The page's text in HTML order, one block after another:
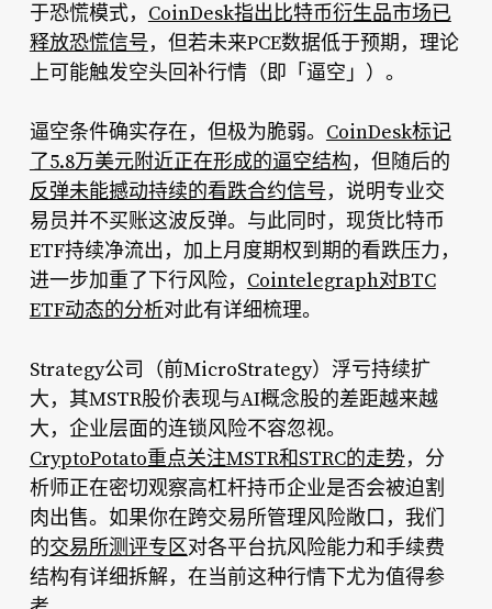
于恐慌模式， CoinDesk指出比特币衍生品市场已
释放恐慌信号，但若未来PCE数据低于预期，理论
上可能触发空头回补行情（即「逼空」）。
逼空条件确实存在，但极为脆弱。 CoinDesk标记
了5.8万美元附近正在形成的逼空结构，但随后的
反弹未能撼动持续的看跌合约信号，说明专业交
易员并不买账这波反弹。与此同时，现货比特币
ETF持续净流出，加上月度期权到期的看跌压力，
进一步加重了下行风险， Cointelegraph对BTC
ETF动态的分析对此有详细梳理。
Strategy公司（前MicroStrategy）浮亏持续扩
大，其MSTR股价表现与AI概念股的差距越来越
大，企业层面的连锁风险不容忽视。
CryptoPotato重点关注MSTR和STRC的走势，分
析师正在密切观察高杠杆持币企业是否会被迫割
肉出售。如果你在跨交易所管理风险敞口，我们
的交易所测评专区对各平台抗风险能力和手续费
结构有详细拆解，在当前这种行情下尤为值得参